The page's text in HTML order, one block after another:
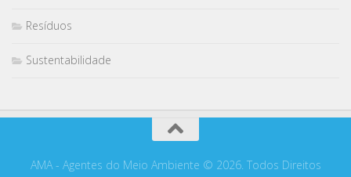
Resíduos
Sustentabilidade
AMA - Agentes do Meio Ambiente © 2026. Todos Direitos